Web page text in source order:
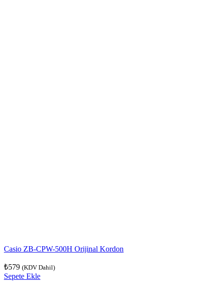
Casio ZB-CPW-500H Orijinal Kordon
₺579 (KDV Dahil)
Sepete Ekle